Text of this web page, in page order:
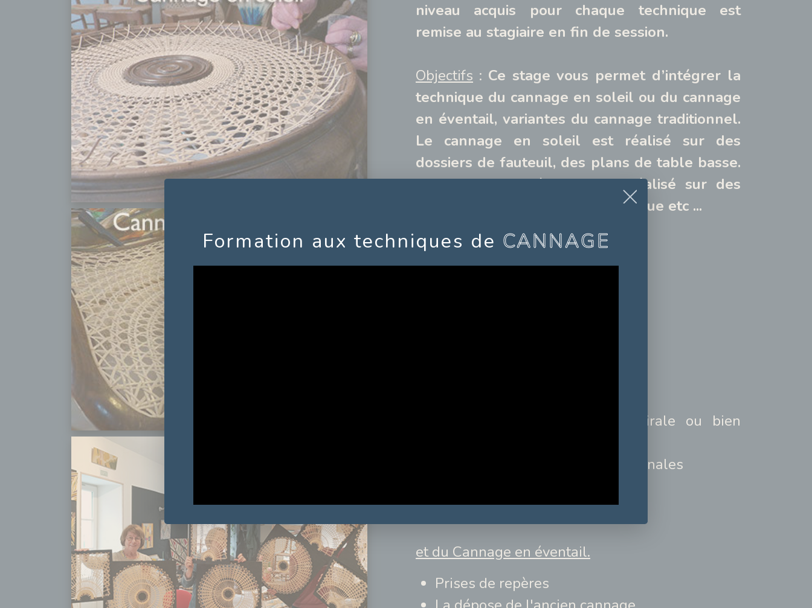
niveau acquis pour chaque technique est
remise au stagiaire en fin de session.
Objectifs : Ce stage vous permet d’intégrer la
technique du cannage en soleil ou du cannage
en éventail, variantes du cannage traditionnel.
Le cannage en soleil est réalisé sur des
dossiers de fauteuil, des plans de table basse.
Le cannage en éventail est réalisé sur des
dossiers de fauteuil, de porte-revue etc ...
Réalisation du tissage en spirale ou bien
Réalisation du tissage des diagonales
et du Cannage en éventail.
Prises de repères
Formation aux techniques de CANNAGE